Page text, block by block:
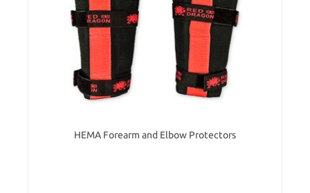
HEMA Forearm and Elbow Protectors